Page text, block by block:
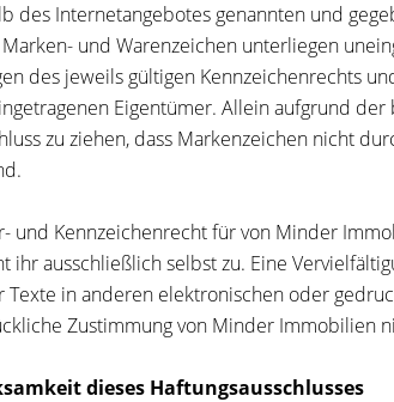
des Internetangebotes genannten und
und Warenzeichen unterliegen
des jeweils gültigen Kennzeichenrechts
Eigentümer. Allein aufgrund
zu ziehen, dass Markenzeichen nicht
und Kennzeichenrecht für von Minder
ihr ausschließlich selbst zu. Eine
Texte in anderen elektronischen oder
Zustimmung von Minder Immobilien
dieses Haftungsausschlusses